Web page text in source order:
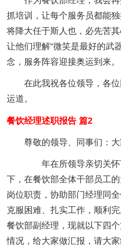
抓培训，让每个服务员都能
将降大任于斯人也，必先苦
让他们理解“微笑是最好的武
念，服务阵容迎接奥运到来。
在此我祝各位领导，各
运道。
餐饮经理述职报告 篇2
尊敬的领导、同事们：
年在所领导亲切关怀
下，在餐饮部全体干部员工
岗位职责，协助部门经理同
克服困难、扎实工作，顺利
餐饮部副经理，现就以下四
情况，给大家做汇报，请大家